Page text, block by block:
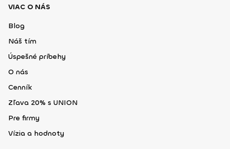
VIAC O NÁS
Blog
Náš tím
Úspešné príbehy
O nás
Cenník
Zľava 20% s UNION
Pre firmy
Vízia a hodnoty